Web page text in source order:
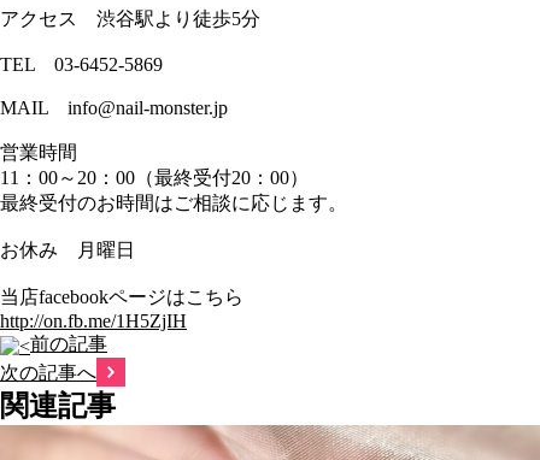
アクセス 渋谷駅より徒歩5分
TEL 03-6452-5869
MAIL info@nail-monster.jp
営業時間
11：00～20：00（最終受付20：00）
最終受付のお時間はご相談に応じます。
お休み 月曜日
当店facebookページはこちら
http://on.fb.me/1H5ZjIH
前の記事
次の記事へ
関連記事